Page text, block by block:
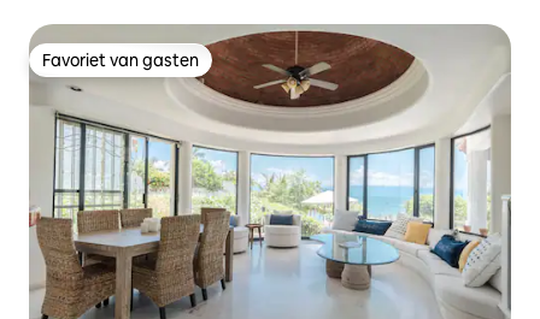
Favoriet van gasten
Favoriet van gasten